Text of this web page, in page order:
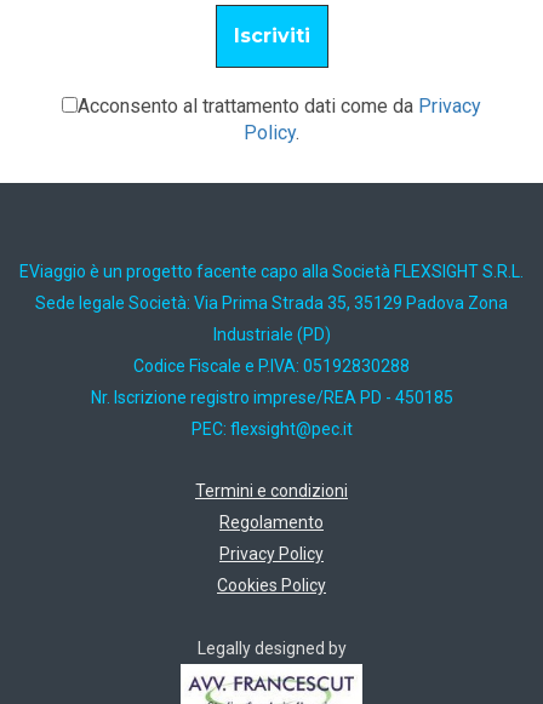
Acconsento al trattamento dati come da Privacy
Policy.
EViaggio è un progetto facente capo alla Società FLEXSIGHT S.R.L.
Sede legale Società: Via Prima Strada 35, 35129 Padova Zona
Industriale (PD)
Codice Fiscale e P.IVA: 05192830288
Nr. Iscrizione registro imprese/REA PD - 450185
PEC: ti.cep@thgisxelf
Termini e condizioni
Regolamento
Privacy Policy
Cookies Policy
Legally designed by